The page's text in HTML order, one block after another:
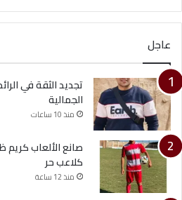
عاجل
تجديد الثقة في
الجمالية
منذ 10 ساعات
صانع الألعاب
كلاعب حر
منذ 12 ساعة